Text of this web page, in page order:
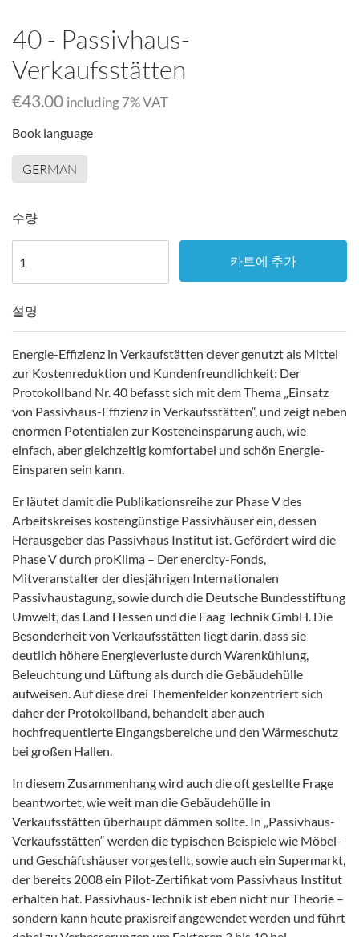
40 - Passivhaus-
Verkaufsstätten
€43.00 including 7% VAT
Book language
GERMAN
수량
카트에 추가
설명
Energie-Effizienz in Verkaufstätten clever genutzt als Mittel
zur Kostenreduktion und Kundenfreundlichkeit: Der
Protokollband Nr. 40 befasst sich mit dem Thema „Einsatz
von Passivhaus-Effizienz in Verkaufsstätten“, und zeigt neben
enormen Potentialen zur Kosteneinsparung auch, wie
einfach, aber gleichzeitig komfortabel und schön Energie-
Einsparen sein kann.
Er läutet damit die Publikationsreihe zur Phase V des
Arbeitskreises kostengünstige Passivhäuser ein, dessen
Herausgeber das Passivhaus Institut ist. Gefördert wird die
Phase V durch proKlima – Der enercity-Fonds,
Mitveranstalter der diesjährigen Internationalen
Passivhaustagung, sowie durch die Deutsche Bundesstiftung
Umwelt, das Land Hessen und die Faag Technik GmbH. Die
Besonderheit von Verkaufsstätten liegt darin, dass sie
deutlich höhere Energieverluste durch Warenkühlung,
Beleuchtung und Lüftung als durch die Gebäudehülle
aufweisen. Auf diese drei Themenfelder konzentriert sich
daher der Protokollband, behandelt aber auch
hochfrequentierte Eingangsbereiche und den Wärmeschutz
bei großen Hallen.
In diesem Zusammenhang wird auch die oft gestellte Frage
beantwortet, wie weit man die Gebäudehülle in
Verkaufsstätten überhaupt dämmen sollte. In „Passivhaus-
Verkaufsstätten“ werden die typischen Beispiele wie Möbel-
und Geschäftshäuser vorgestellt, sowie auch ein Supermarkt,
der bereits 2008 ein Pilot-Zertifikat vom Passivhaus Institut
erhalten hat. Passivhaus-Technik ist eben nicht nur Theorie –
sondern kann heute praxisreif angewendet werden und führt